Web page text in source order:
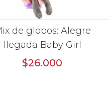
de globos: Alegre
llegada Baby Girl
$26.000